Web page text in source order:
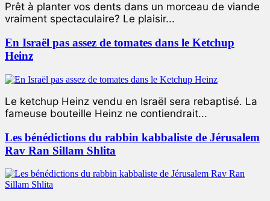
Prêt à planter vos dents dans un morceau de viande
vraiment spectaculaire? Le plaisir...
En Israël pas assez de tomates dans le Ketchup
Heinz
Le ketchup Heinz vendu en Israël sera rebaptisé. La
fameuse bouteille Heinz ne contiendrait...
Les bénédictions du rabbin kabbaliste de Jérusalem
Rav Ran Sillam Shlita